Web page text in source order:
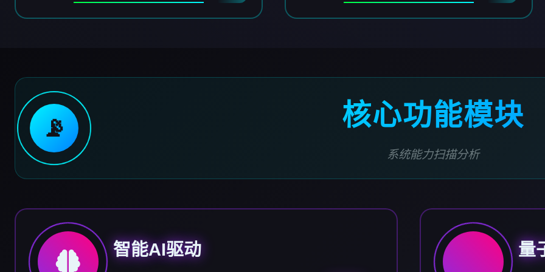
📡 核心功能模块
系统能力扫描分析
智能AI驱动 量